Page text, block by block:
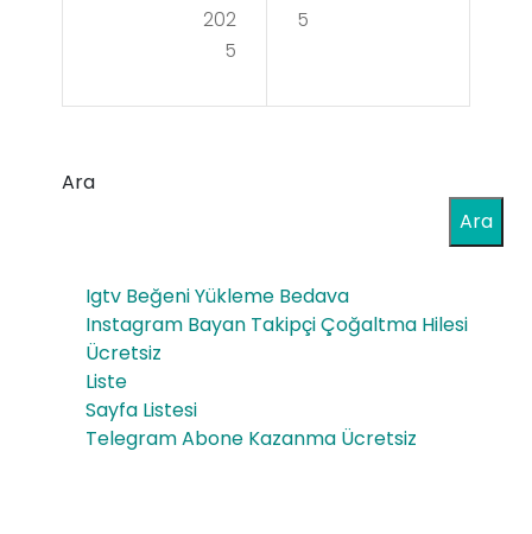
az
Ön
emi
Ger
202
5
Pan
Kur
di
a
5
Ara
Ara
Igtv Beğeni Yükleme Bedava
Instagram Bayan Takipçi Çoğaltma Hilesi
Ücretsiz
Liste
Sayfa Listesi
Telegram Abone Kazanma Ücretsiz